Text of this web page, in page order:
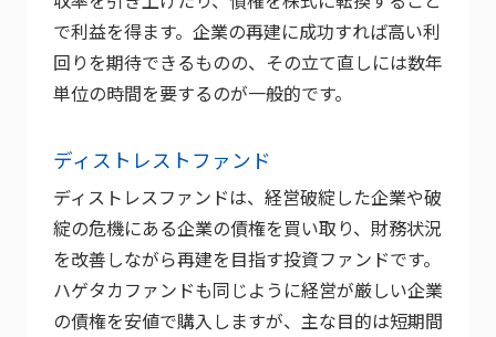
で利益を得ます。企業の再建に成功すれば高い利
回りを期待できるものの、その立て直しには数年
単位の時間を要するのが一般的です。
ディストレストファンド
ディストレスファンドは、経営破綻した企業や破
綻の危機にある企業の債権を買い取り、財務状況
を改善しながら再建を目指す投資ファンドです。
ハゲタカファンドも同じように経営が厳しい企業
の債権を安値で購入しますが、主な目的は短期間